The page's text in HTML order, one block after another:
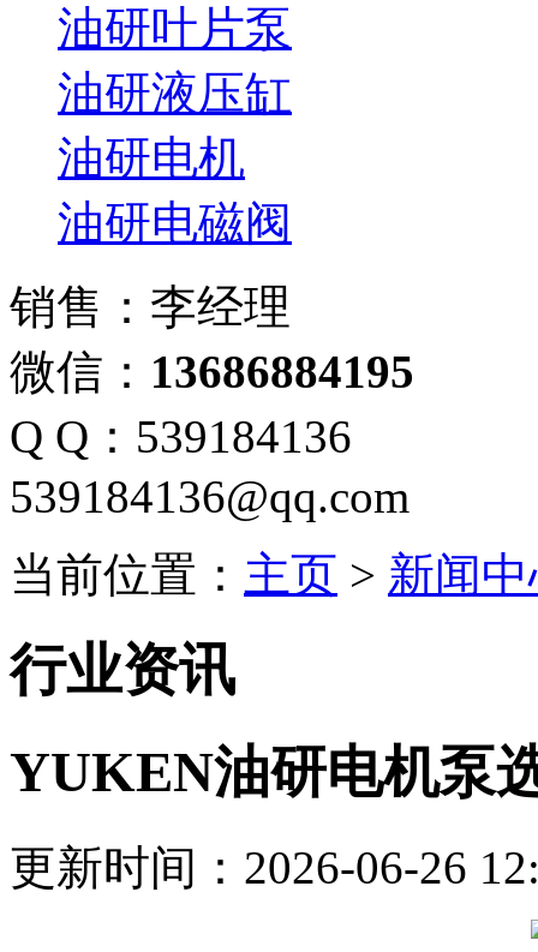
油研叶片泵
油研液压缸
油研电机
油研电磁阀
销售：李经理
微信： 13686884195
Q Q：539184136
539184136@qq.com
当前位置： 主页 > 新闻
行业资讯
YUKEN油研电机泵
更新时间：2026-06-26